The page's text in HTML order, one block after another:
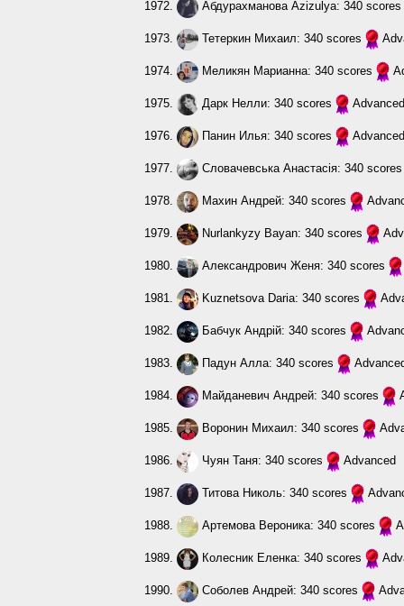
1972. Абдурахманова Azizulya: 340 scores
1973. Тетеркин Михаил: 340 scores
1974. Меликян Марианна: 340 scores
1975. Дарк Нелли: 340 scores Advanced
1976. Панин Илья: 340 scores Advanced
1977. Словачевська Анастасія: 340
1978. Махин Андрей: 340 scores
1979. Nurlankyzy Bayan: 340 scores
1980. Александрович Женя: 340 scores
1981. Kuznetsova Daria: 340 scores
1982. Бабчук Андрій: 340 scores
1983. Падун Алла: 340 scores
1984. Майданевич Андрей: 340 scores
1985. Воронин Михаил: 340 scores
1986. Чуян Таня: 340 scores Advanced
1987. Титова Николь: 340 scores
1988. Артемова Вероника: 340 scores
1989. Колесник Еленка: 340 scores
1990. Соболев Андрей: 340 scores